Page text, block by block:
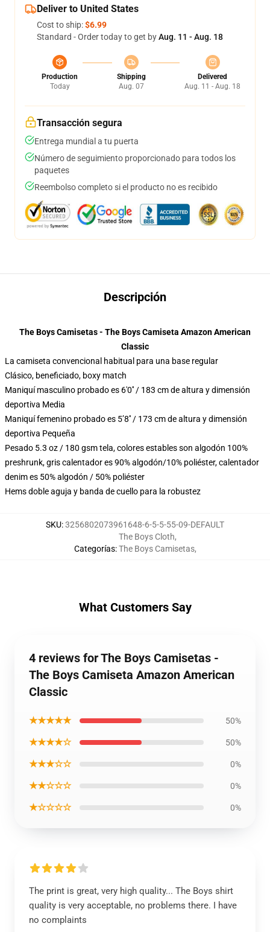
Deliver to United States
Cost to ship:$6.99
Standard - Order today to get byAug. 11 - Aug. 18
Production
Today
Shipping
Aug. 07
Delivered
Aug. 11 - Aug. 18
Transacción segura
Entrega mundial a tu puerta
Número de seguimiento proporcionado para todos los
paquetes
Reembolso completo si el producto no es recibido
Descripción
The Boys Camisetas - The Boys Camiseta Amazon American
Classic
La camiseta convencional habitual para una base regular
Clásico, beneficiado, boxy match
Maniquí masculino probado es 6'0′′ / 183 cm de altura y dimensión
deportiva Media
Maniquí femenino probado es 5’8′′ / 173 cm de altura y dimensión
deportiva Pequeña
Pesado 5.3 oz / 180 gsm tela, colores estables son algodón 100%
preshrunk, gris calentador es 90% algodón/10% poliéster, calentador
denim es 50% algodón / 50% poliéster
Hems doble aguja y banda de cuello para la robustez
SKU:3256802073961648-6-5-5-55-09-DEFAULT
Categorías:
The Boys Cloth,
The Boys Camisetas,
What Customers Say
4 reviews for The Boys Camisetas -
The Boys Camiseta Amazon American
Classic
★★★★★ 50%
★★★★☆ 50%
★★★☆☆ 0%
★★☆☆☆ 0%
★☆☆☆☆ 0%
The print is great, very high quality... The Boys shirt
quality is very acceptable, no problems there. I have
no complaints